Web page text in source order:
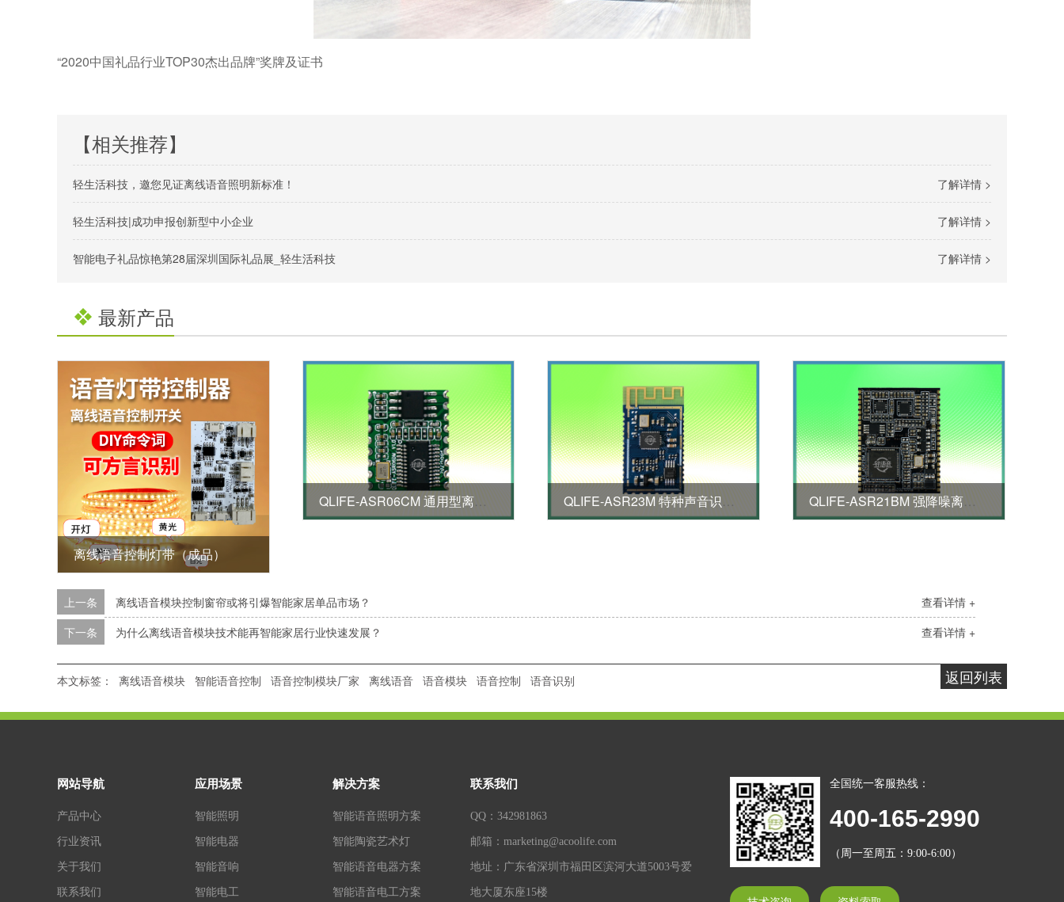
“2020中国礼品行业TOP30杰出品牌”奖牌及证书
【相关推荐】
了解详情 >
轻生活科技，邀您见证离线语音照明新标准！
了解详情 >
轻生活科技|成功申报创新型中小企业
了解详情 >
智能电子礼品惊艳第28届深圳国际礼品展_轻生活科技
最新产品
离线语音控制灯带（成品）
QLIFE-ASR06CM 通用型离线语音模块 QLIFE-ASR23M 特种声音识别模块 QLIFE-ASR21BM 强降噪离线语音模块
查看详情 +
上一条
离线语音模块控制窗帘或将引爆智能家居单品市场？
查看详情 +
下一条 为什么离线语音模块技术能再智能家居行业快速发展？
返回列表
本文标签： 离线语音模块 智能语音控制 语音控制模块厂家 离线语音 语音模块 语音控制 语音识别
网站导航
产品中心
行业资讯
关于我们
联系我们
应用场景
智能照明
智能电器
智能音响
智能电工
解决方案
智能语音照明方案
智能陶瓷艺术灯
智能语音电器方案
智能语音电工方案
联系我们
QQ：342981863
邮箱：marketing@acoolife.com
地址：广东省深圳市福田区滨河大道5003号爱
地大厦东座15楼
全国统一客服热线：
400-165-2990
（周一至周五：9:00-6:00）